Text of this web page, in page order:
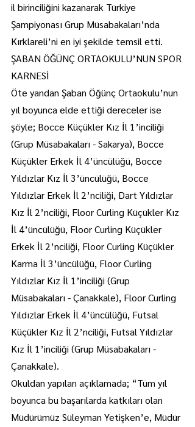
il birinciliğini kazanarak Türkiye
Şampiyonası Grup Müsabakaları’nda
Kırklareli’ni en iyi şekilde temsil etti.
ŞABAN ÖĞÜNÇ ORTAOKULU’NUN SPOR
KARNESİ
Öte yandan Şaban Öğünç Ortaokulu’nun
yıl boyunca elde ettiği dereceler ise
şöyle; Bocce Küçükler Kız İl 1’inciliği
(Grup Müsabakaları - Sakarya), Bocce
Küçükler Erkek İl 4’üncülüğü, Bocce
Yıldızlar Kız İl 3’üncülüğü, Bocce
Yıldızlar Erkek İl 2’nciliği, Dart Yıldızlar
Kız İl 2’nciliği, Floor Curling Küçükler Kız
İl 4’üncülüğü, Floor Curling Küçükler
Erkek İl 2’nciliği, Floor Curling Küçükler
Karma İl 3’üncülüğü, Floor Curling
Yıldızlar Kız İl 1’inciliği (Grup
Müsabakaları - Çanakkale), Floor Curling
Yıldızlar Erkek İl 4’üncülüğü, Futsal
Küçükler Kız İl 2’nciliği, Futsal Yıldızlar
Kız İl 1’inciliği (Grup Müsabakaları -
Çanakkale).
Okuldan yapılan açıklamada; “Tüm yıl
boyunca bu başarılarda katkıları olan
Müdürümüz Süleyman Yetişken’e, Müdür